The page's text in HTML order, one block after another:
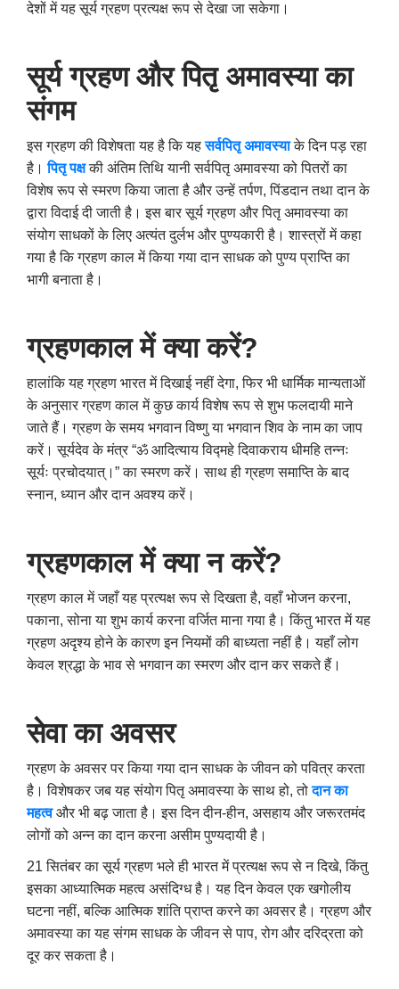
देशों में यह सूर्य ग्रहण प्रत्यक्ष रूप से देखा जा सकेगा।
सूर्य ग्रहण और पितृ अमावस्या का
संगम
इस ग्रहण की विशेषता यह है कि यहसर्वपितृ अमावस्याके दिन पड़ रहा
है।पितृ पक्षकी अंतिम तिथि यानी सर्वपितृ अमावस्या को पितरों का
विशेष रूप से स्मरण किया जाता है और उन्हें तर्पण, पिंडदान तथा दान के
द्वारा विदाई दी जाती है। इस बार सूर्य ग्रहण और पितृ अमावस्या का
संयोग साधकों के लिए अत्यंत दुर्लभ और पुण्यकारी है। शास्त्रों में कहा
गया है कि ग्रहण काल में किया गया दान साधक को पुण्य प्राप्ति का
भागी बनाता है।
ग्रहणकाल में क्या करें?
हालांकि यह ग्रहण भारत में दिखाई नहीं देगा, फिर भी धार्मिक मान्यताओं
के अनुसार ग्रहण काल में कुछ कार्य विशेष रूप से शुभ फलदायी माने
जाते हैं। ग्रहण के समय भगवान विष्णु या भगवान शिव के नाम का जाप
करें। सूर्यदेव के मंत्र “ॐ आदित्याय विद्महे दिवाकराय धीमहि तन्नः
सूर्यः प्रचोदयात्।” का स्मरण करें। साथ ही ग्रहण समाप्ति के बाद
स्नान, ध्यान और दान अवश्य करें।
ग्रहणकाल में क्या न करें?
ग्रहण काल में जहाँ यह प्रत्यक्ष रूप से दिखता है, वहाँ भोजन करना,
पकाना, सोना या शुभ कार्य करना वर्जित माना गया है। किंतु भारत में यह
ग्रहण अदृश्य होने के कारण इन नियमों की बाध्यता नहीं है। यहाँ लोग
केवल श्रद्धा के भाव से भगवान का स्मरण और दान कर सकते हैं।
सेवा का अवसर
ग्रहण के अवसर पर किया गया दान साधक के जीवन को पवित्र करता
है। विशेषकर जब यह संयोग पितृ अमावस्या के साथ हो, तोदान का
महत्वऔर भी बढ़ जाता है। इस दिन दीन-हीन, असहाय और जरूरतमंद
लोगों को अन्न का दान करना असीम पुण्यदायी है।
21सितंबर का सूर्य ग्रहण भले ही भारत में प्रत्यक्ष रूप से न दिखे, किंतु
इसका आध्यात्मिक महत्व असंदिग्ध है। यह दिन केवल एक खगोलीय
घटना नहीं, बल्कि आत्मिक शांति प्राप्त करने का अवसर है। ग्रहण और
अमावस्या का यह संगम साधक के जीवन से पाप, रोग और दरिद्रता को
दूर कर सकता है।